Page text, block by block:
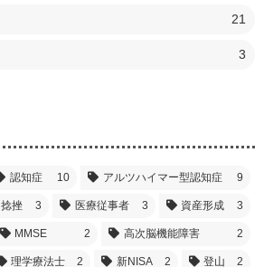
21
3
認知症 10 アルツハイマー型認知症 9
捻挫 3 医療従事者 3 資産形成 3
MMSE 2 高次脳機能障害 2
理学療法士 2 新NISA 2 登山 2